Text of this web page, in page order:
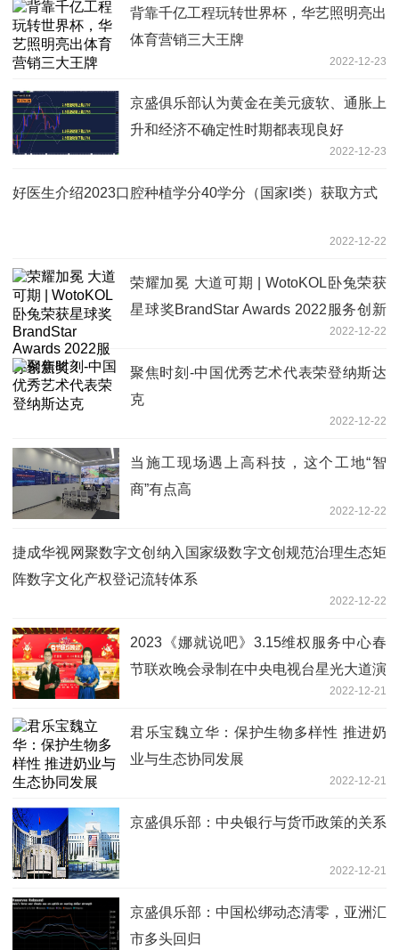
背靠千亿工程玩转世界杯，华艺照明亮出
体育营销三大王牌
2022-12-23
京盛俱乐部认为黄金在美元疲软、通胀上
升和经济不确定性时期都表现良好
2022-12-23
好医生介绍2023口腔种植学分40学分（国家I类）获取方式
2022-12-22
荣耀加冕 大道可期 | WotoKOL卧兔荣获
星球奖BrandStar Awards 2022服务创新
2022-12-22
聚焦时刻-中国优秀艺术代表荣登纳斯达
克
2022-12-22
当施工现场遇上高科技，这个工地“智
商”有点高
2022-12-22
捷成华视网聚数字文创纳入国家级数字文创规范治理生态矩
阵数字文化产权登记流转体系
2022-12-22
2023《娜就说吧》3.15维权服务中心春
节联欢晚会录制在中央电视台星光大道演
2022-12-21
君乐宝魏立华：保护生物多样性 推进奶
业与生态协同发展
2022-12-21
京盛俱乐部：中央银行与货币政策的关系
2022-12-21
京盛俱乐部：中国松绑动态清零，亚洲汇
市多头回归